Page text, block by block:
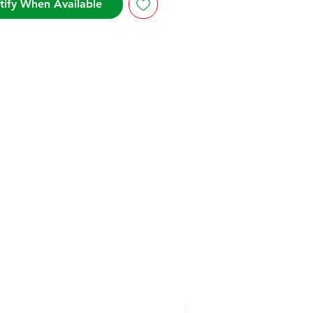
When Available